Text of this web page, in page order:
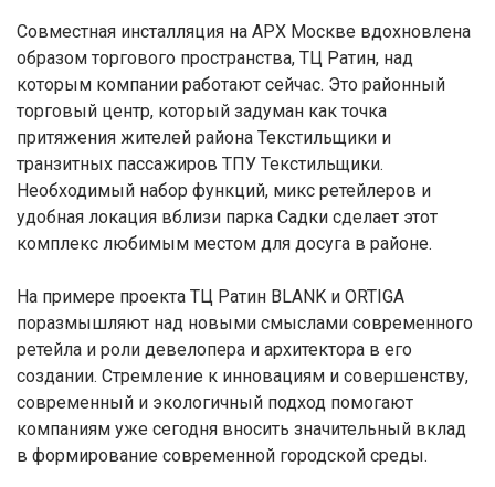
Совместная инсталляция на АРХ Москве вдохновлена
образом торгового пространства, ТЦ Ратин, над
которым компании работают сейчас. Это районный
торговый центр, который задуман как точка
притяжения жителей района Текстильщики и
транзитных пассажиров ТПУ Текстильщики.
Необходимый набор функций, микс ретейлеров и
удобная локация вблизи парка Садки сделает этот
комплекс любимым местом для досуга в районе.
На примере проекта ТЦ Ратин BLANK и ORTIGA
поразмышляют над новыми смыслами современного
ретейла и роли девелопера и архитектора в его
создании. Стремление к инновациям и совершенству,
современный и экологичный подход помогают
компаниям уже сегодня вносить значительный вклад
в формирование современной городской среды.